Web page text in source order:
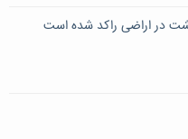
در اراضی راکد شده است